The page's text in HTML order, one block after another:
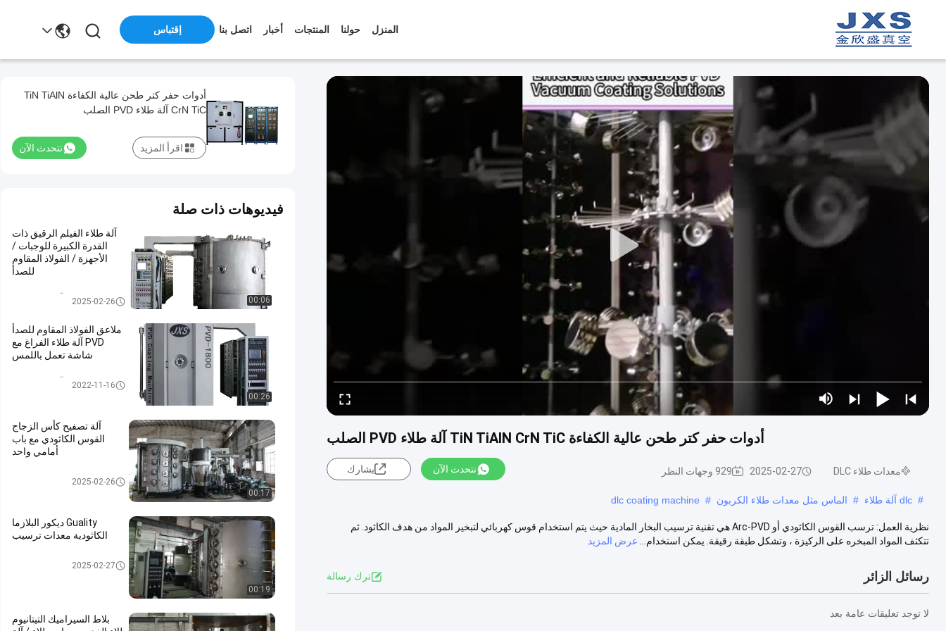
المنزل حولنا المنتجات أخبار اتصل بنا إقتباس
أدوات حفر كتر طحن عالية الكفاءة TiN TiAlN CrN TiC آلة طلاء PVD الصلب
معدات طلاء DLC 2025-02-27 929 وجهات النظر نتحدث الآن يشارك
# dlc آلة طلاء # الماس مثل معدات طلاء الكربون #
dlc coating machine
نظرية العمل: ترسب القوس الكاثودي أو Arc-PVD هي تقنية ترسيب البخار المادية حيث يتم استخدام قوس كهربائي لتبخير المواد من هدف الكاثود. ثم
تتكثف المواد المبخره على الركيزة ، وتشكل طبقة رقيقة. يمكن استخدام...
عرض المزيد
رسائل الزائر ترك رسالة
لا توجد تعليقات عامة بعد
أدوات حفر كتر طحن عالية الكفاءة TiN TiAlN
CrN TiC آلة طلاء PVD الصلب
نتحدث الآن اقرأ المزيد
فيديوهات ذات صلة
00:06
آلة طلاء الفيلم الرقيق ذات
القدرة الكبيرة للوجبات /
الأجهزة / الفولاذ المقاوم
للصدأ
PVD آلة طلاء الفراغ
2025-02-26
00:26
ملاعق الفولاذ المقاوم للصدأ
PVD آلة طلاء الفراغ مع
شاشة تعمل باللمس
PVD آلة طلاء الفراغ
2022-11-16
00:17
آلة تصفيح كأس الزجاج
القوس الكاثودي مع باب
أمامي واحد
معدات طلاء الزجاج2025-02-26
00:19
Guality ديكور البلازما
الكاثودية معدات ترسيب
معدات ترسيب القوس الكاثودي
2025-02-27
بلاط السيراميك التيتانيوم